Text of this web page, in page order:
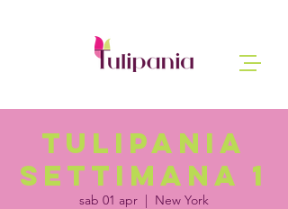
tulipania
settimana 1
sab 01 apr
  |
New York